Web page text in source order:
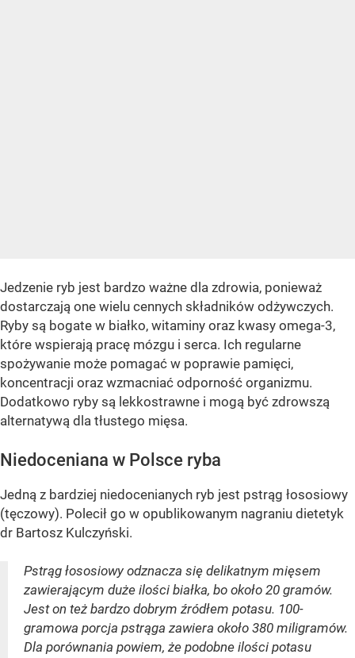
Jedzenie ryb jest bardzo ważne dla zdrowia, ponieważ
dostarczają one wielu cennych składników odżywczych.
Ryby są bogate w białko, witaminy oraz kwasy omega-3,
które wspierają pracę mózgu i serca. Ich regularne
spożywanie może pomagać w poprawie pamięci,
koncentracji oraz wzmacniać odporność organizmu.
Dodatkowo ryby są lekkostrawne i mogą być zdrowszą
alternatywą dla tłustego mięsa.
Niedoceniana w Polsce ryba
Jedną z bardziej niedocenianych ryb jest pstrąg łososiowy
(tęczowy). Polecił go w opublikowanym nagraniu dietetyk
dr Bartosz Kulczyński.
Pstrąg łososiowy odznacza się delikatnym mięsem
zawierającym duże ilości białka, bo około 20 gramów.
Jest on też bardzo dobrym źródłem potasu. 100-
gramowa porcja pstrąga zawiera około 380 miligramów.
Dla porównania powiem, że podobne ilości potasu